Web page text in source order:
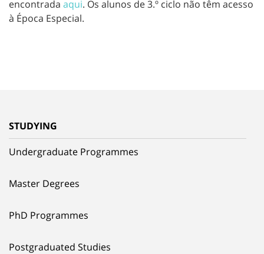
encontrada aqui. Os alunos de 3.º ciclo não têm acesso
à Época Especial.
STUDYING
Undergraduate Programmes
Master Degrees
PhD Programmes
Postgraduated Studies